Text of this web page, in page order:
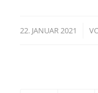
22. JANUAR 2021
/